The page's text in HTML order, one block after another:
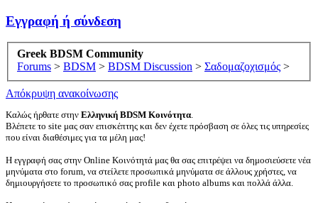
Εγγραφή ή σύνδεση
Greek BDSM Community
Forums > BDSM > BDSM Discussion > Σαδομαζοχισμός >
Απόκρυψη ανακοίνωσης
Καλώς ήρθατε στην Ελληνική BDSM Κοινότητα.
Βλέπετε το site μας σαν επισκέπτης και δεν έχετε πρόσβαση σε όλες τις υπηρεσίες
που είναι διαθέσιμες για τα μέλη μας!
Η εγγραφή σας στην Online Κοινότητά μας θα σας επιτρέψει να δημοσιεύσετε νέα
μηνύματα στο forum, να στείλετε προσωπικά μηνύματα σε άλλους χρήστες, να
δημιουργήσετε το προσωπικό σας profile και photo albums και πολλά άλλα.